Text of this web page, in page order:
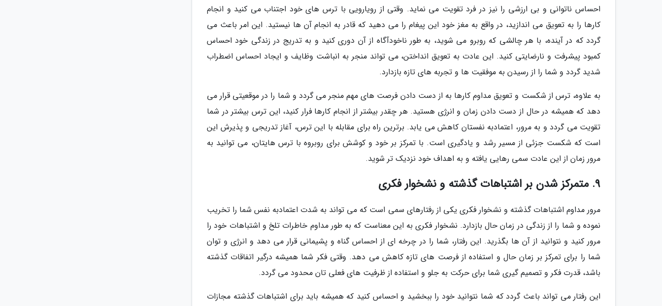
احساس ناتوانی و بی ارزشی را نیز در فرد تقویت می نماید. وقتی از رویارویی با ترس های خود اجتناب می کنید و انجام
کارها را به تعویق می اندازید، در واقع به مغز خود این پیغام را می دهید که قادر به انجام آن ها نیستید. این امر باعث می
گردد که در آینده، با هر چالشی که روبرو می شوید، به طور ناخودآگاه از آن دوری کنید و به تدریج در زندگی خود احساس
کمبود پیشرفت و نارضایتی کنید. این عادت به تعویق انداختن، می تواند منجر به انباشت وظایف و ایجاد احساس اضطراب
شدید گردد و شما را از رسیدن به موفقیت ها و تجربه های تازه بازدارد.
به علاوه، ترس از شکست و تعویق مداوم کارها به از دست دادن فرصت های مهم منجر می گردد و شما را در موقعیتی قرار می
دهد که همیشه در حال از دست دادن زمان و انرژی هستید. هر چقدر بیشتر از انجام کارها فرار کنید، این ترس بیشتر در شما
تقویت می گردد و به مرور، اعتمادبه نفستان کاهش می یابد. برترین راه برای مقابله با این ترس، آغاز تدریجی و پذیرش این
است که شکست جزئی از مسیر رشد و یادگیری است. با تمرکز بر خود و کوشش برای روبروه با ترس هایتان، می توانید به
مرور زمان از این عادت سمی رهایی یافته و به اهداف خود نزدیک تر شوید.
9. متمرکز شدن بر اشتباهات گذشته و نشخوار فکری
مرور مداوم اشتباهات گذشته و نشخوار فکری یکی از رفتارهای سمی است که می تواند به شدت اعتمادبه نفس شما را تخریب
نموده و شما را از زندگی در زمان حال بازدارد. نشخوار فکری به این معناست که به طور مداوم خاطرات تلخ و اشتباهات خود را
مرور کنید و نتوانید از آن ها بگذرید. این رفتار، شما را در چرخه ای از احساس گناه و پشیمانی قرار می دهد و انرژی و توان
شما را برای تمرکز بر زمان حال و استفاده از فرصت های تازه کاهش می دهد. وقتی فکر شما همیشه درگیر اتفاقات گذشته
باشد، قدرت فکر و تصمیم گیری شما برای حرکت به جلو و استفاده از ظرفیت های فعلی تان محدود می گردد.
این رفتار می تواند باعث گردد که شما نتوانید خود را ببخشید و احساس کنید که همیشه باید برای اشتباهات گذشته مجازات